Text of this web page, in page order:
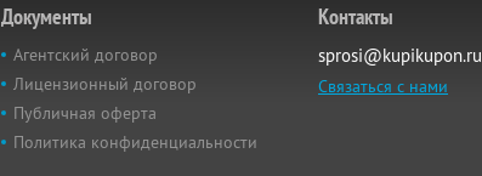
Документы
Агентский договор
Лицензионный договор
Публичная оферта
Политика конфиденциальности
Контакты
sprosi@kupikupon.ru
Связаться с нами